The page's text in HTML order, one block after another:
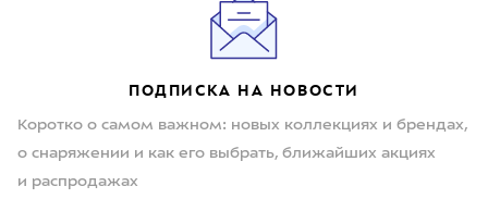
ПОДПИСКА НА НОВОСТИ
Коротко о самом важном: новых коллекциях и брендах,
о снаряжении и как его выбрать, ближайших акциях
и распродажах